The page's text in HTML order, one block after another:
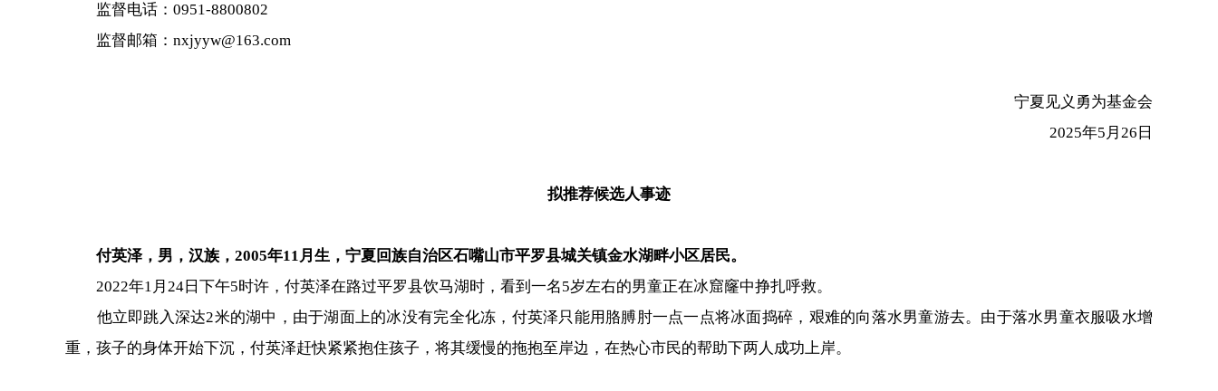
监督电话：0951-8800802
监督邮箱：nxjyyw@163.com
宁夏见义勇为基金会
2025年5月26日
拟推荐候选人事迹
付英泽，男，汉族，2005年11月生，宁夏回族自治区石嘴山市平罗县城关镇金水湖畔小区居民。
2022年1月24日下午5时许，付英泽在路过平罗县饮马湖时，看到一名5岁左右的男童正在冰窟窿中挣扎呼救。
他立即跳入深达2米的湖中，由于湖面上的冰没有完全化冻，付英泽只能用胳膊肘一点一点将冰面捣碎，艰难的向落水男童游去。由于落水男童衣服吸水增
重，孩子的身体开始下沉，付英泽赶快紧紧抱住孩子，将其缓慢的拖抱至岸边，在热心市民的帮助下两人成功上岸。